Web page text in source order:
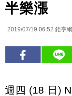
半樂漲
2019/07/19 06:52 鉅亨
週四 (18 日)